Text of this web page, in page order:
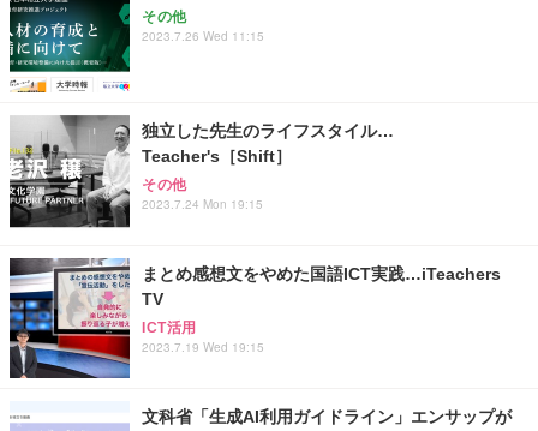
その他
2023.7.26 Wed 11:15
独立した先生のライフスタイル…
Teacher's［Shift］
その他
2023.7.24 Mon 19:15
まとめ感想文をやめた国語ICT実践…iTeachers
TV
ICT活用
2023.7.19 Wed 19:15
文科省「生成AI利用ガイドライン」エンサップが